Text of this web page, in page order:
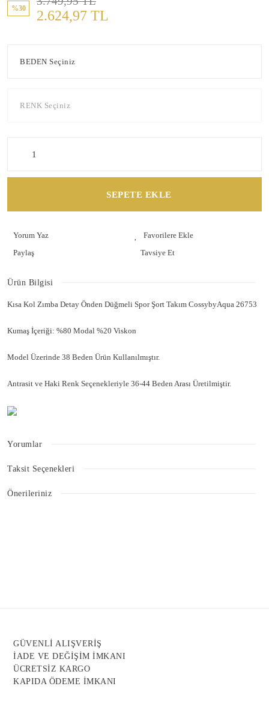
%30 2.624,97 TL
SEPETE EKLE
Yorum Yaz
Paylaş
Tavsiye Et
Ürün Bilgisi
Kısa Kol Zımba Detay Önden Düğmeli Spor Şort Takım CossybyAqua 26753
Kumaş İçeriği: %80 Modal %20 Viskon
Model Üzerinde 38 Beden Ürün Kullanılmıştır.
Antrasit ve Haki Renk Seçenekleriyle 36-44 Beden Arası Üretilmiştir.
Yorumlar
Taksit Seçenekleri
Önerileriniz
Bu ürüne benzer farklı alternatifler olmalı.
GÜVENLİ ALIŞVERİŞ
İADE VE DEĞİŞİM İMKANI
ÜCRETSİZ KARGO
KAPIDA ÖDEME İMKANI